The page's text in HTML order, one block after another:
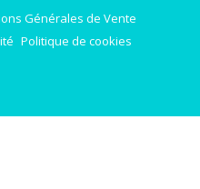
Générales de Vente
Politique de cookies